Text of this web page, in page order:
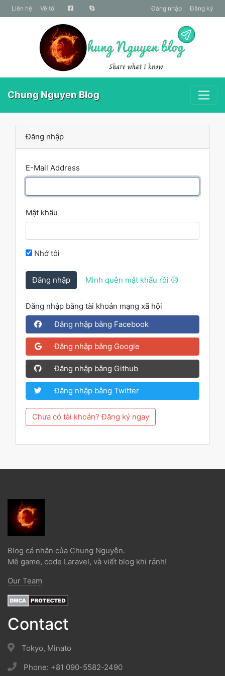
liên hệ Về tôi Đăng nhập Đăng ký
Chung Nguyen Blog
Đăng nhập
E-Mail Address
Mật khẩu
Nhớ tôi
Đăng nhập Mình quên mật khẩu rồi 😥
Đăng nhập bằng tài khoản mạng xã hội
Đăng nhập bằng Facebook
Đăng nhập bằng Google
Đăng nhập bằng Github
Đăng nhập bằng Twitter
Chưa có tài khoản? Đăng ký ngay
Blog cá nhân của Chung Nguyễn.
Mê game, code Laravel, và viết blog khi rảnh!
Our Team
Contact
Tokyo, Minato
Phone: +81 090-5582-2490